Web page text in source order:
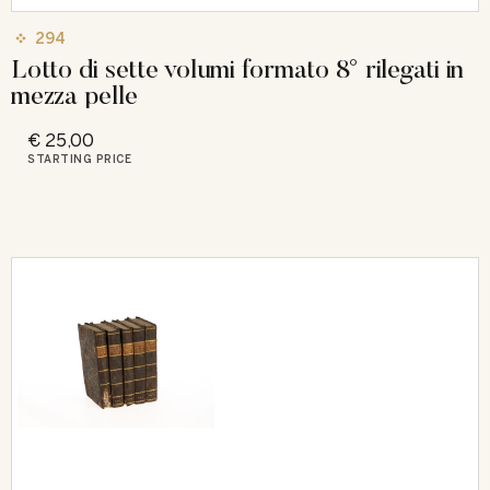
294
Lotto di sette volumi formato 8° rilegati in
mezza pelle
€ 25,00
STARTING PRICE